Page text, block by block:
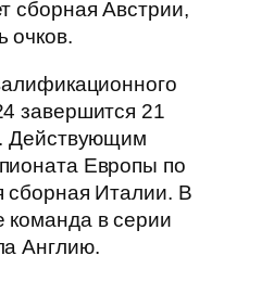
сборная Австрии,
очков.
завершится 21
Действующим
Европы по
сборная Италии. В
в серии
Англию.